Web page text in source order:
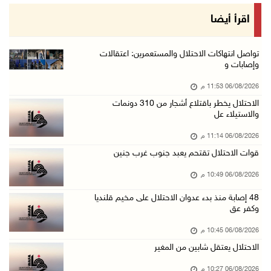
الرئيس يستقبل مجلس بلدية رام الله ويشدد على د ...
جماهير شعبنا تشيع جثمان الشهيد علاء صبيح في ت ...
الاحتلال يوسع حملات الدهم والاعتقال في قلنديا ...
06/آب/2026 08:06 م
الرئيس المصري وملك البحرين يشددان على ضرورة ت ...
رابطة العالم الإسلامي تدين تواصل انتهاكات الا ...
اليونيسف: استشهاد 300 طفل منذ وقف إطلاق النار ...
اقرأ أيضا
تواصل انتهاكات الاحتلال والمستعمرين: اعتقالات
وإصابات و
06/08/2026 11:53 م
الاحتلال يخطر باقتلاع أشجار من 310 دونمات
والاستيلاء عل
06/08/2026 11:14 م
قوات الاحتلال تقتحم يعبد جنوب غرب جنين
06/08/2026 10:49 م
48 إصابة منذ بدء عدوان الاحتلال على مخيم قلنديا
وكفر عق
06/08/2026 10:45 م
الاحتلال يعتقل شابين من المغير